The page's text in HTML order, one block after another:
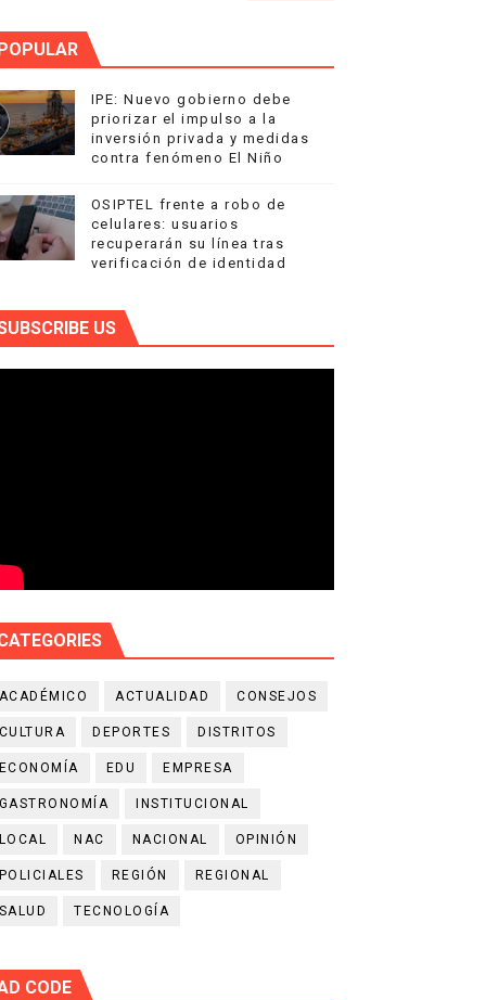
IPE: Nuevo gobierno debe
priorizar el impulso a la
inversión privada y medidas
contra fenómeno El Niño
OSIPTEL frente a robo de
celulares: usuarios
recuperarán su línea tras
verificación de identidad
US
ACADÉMICO ACTUALIDAD CONSEJOS
CULTURA DEPORTES DISTRITOS
ECONOMÍA EDU EMPRESA
GASTRONOMÍA INSTITUCIONAL
LOCAL NAC NACIONAL OPINIÓN
POLICIALES REGIÓN REGIONAL
SALUD TECNOLOGÍA
CODE